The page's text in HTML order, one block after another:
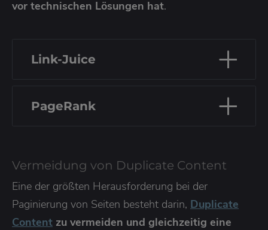
vor technischen Lösungen hat.
Link-Juice
PageRank
Vermeidung von Duplicate Content
Eine der größten Herausforderung bei der
Paginierung von Seiten besteht darin, Duplicate
Content zu vermeiden und gleichzeitig eine